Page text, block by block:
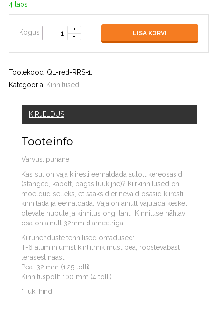
4 laos
Kogus LISA KORVI
Tootekood: QL-red-RRS-1
Kategooria: Kinnitused
KIRJELDUS
Tooteinfo
Värvus: punane
Kas sul on vaja kiiresti eemaldada autolt kereosasid
(stanged, kapott, pagasiluuk jne)? Kiirkinnitused on
mõeldud selleks, et saaksid erinevaid osasid kiiresti
kinnitada ja eemaldada. Vaja on ainult vajutada keskel
olevale nupule ja kinnitus ongi lahti. Kinnituse nähtav
osa on ainult 32mm diameetriga.
Kiirühenduste tehnilised omadused:
T-6 alumiiniumist kiirliitmik must pea, roostevabast
terasest naast.
Pea: 32 mm (1,25 tolli)
Kinnituspolt: 100 mm (4 tolli)
*Tüki hind